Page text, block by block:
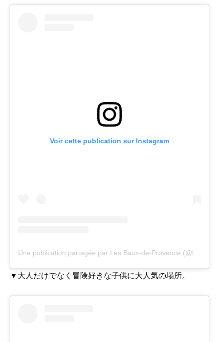
Voir cette publication sur Instagram
▼大人だけでなく冒険好きな子供に大人気の場所。